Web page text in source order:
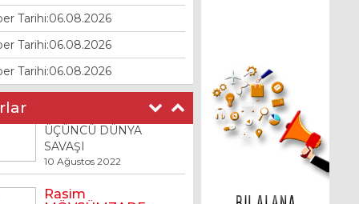
Tarihi:06.08.2026
Tarihi:06.08.2026
Tarihi:06.08.2026
Rasim
MÖVSÜMZADE
KARABAĞ’IN
İMARETİ